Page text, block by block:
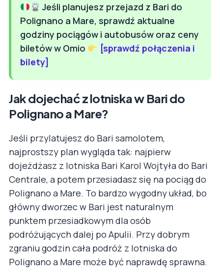
Jeśli planujesz przejazd z Bari do
Polignano a Mare, sprawdź aktualne
godziny pociągów i autobusów oraz ceny
biletów w Omio
[sprawdź połączenia i
bilety]
Jak dojechać z lotniska w Bari do
Polignano a Mare?
Jeśli przylatujesz do Bari samolotem,
najprostszy plan wygląda tak: najpierw
dojeżdżasz z lotniska Bari Karol Wojtyła do Bari
Centrale, a potem przesiadasz się na pociąg do
Polignano a Mare. To bardzo wygodny układ, bo
główny dworzec w Bari jest naturalnym
punktem przesiadkowym dla osób
podróżujących dalej po Apulii. Przy dobrym
zgraniu godzin cała podróż z lotniska do
Polignano a Mare może być naprawdę sprawna.